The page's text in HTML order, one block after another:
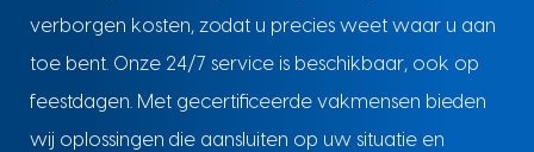
verborgen kosten, zodat u precies weet waar u aan
toe bent. Onze 24/7 service is beschikbaar, ook op
feestdagen. Met gecertificeerde vakmensen bieden
wij oplossingen die aansluiten op uw situatie en